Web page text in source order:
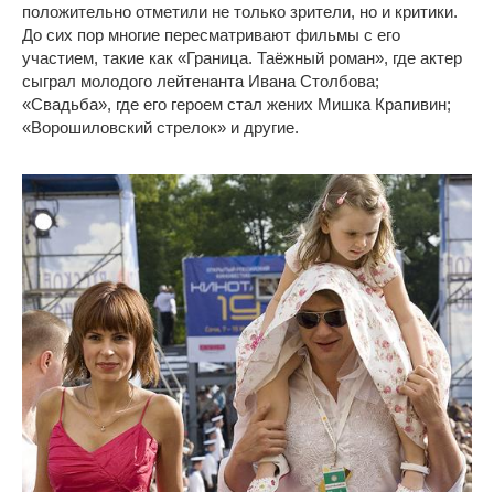
положительно отметили не только зрители, но и критики.
До сих пор многие пересматривают фильмы с его
участием, такие как «Граница. Таёжный роман», где актер
сыграл молодого лейтенанта Ивана Столбова;
«Свадьба», где его героем стал жених Мишка Крапивин;
«Ворошиловский стрелок» и другие.